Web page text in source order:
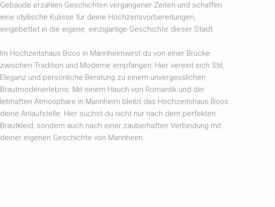
Gebäude erzählen Geschichten vergangener Zeiten und schaffen
eine idyllische Kulisse für deine Hochzeitsvorbereitungen,
eingebettet in die eigene, einzigartige Geschichte dieser Stadt.
Im Hochzeitshaus Boos in Mannheimwirst du von einer Brücke
zwischen Tradition und Moderne empfangen. Hier vereint sich Stil,
Eleganz und persönliche Beratung zu einem unvergesslichen
Brautmodenerlebnis. Mit einem Hauch von Romantik und der
lebhaften Atmosphäre in Mannheim bleibt das Hochzeitshaus Boos
deine Anlaufstelle. Hier suchst du nicht nur nach dem perfekten
Brautkleid, sondern auch nach einer zauberhaften Verbindung mit
deiner eigenen Geschichte von Mannheim.